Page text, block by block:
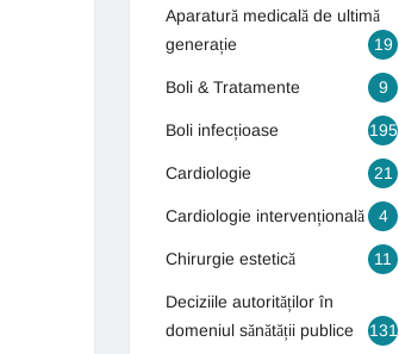
Aparatură medicală de ultimă
generație
19
Boli & Tratamente 9
Boli infecțioase 195
Cardiologie 21
Cardiologie intervențională 4
Chirurgie estetică 11
Deciziile autorităților în
domeniul sănătății publice
131